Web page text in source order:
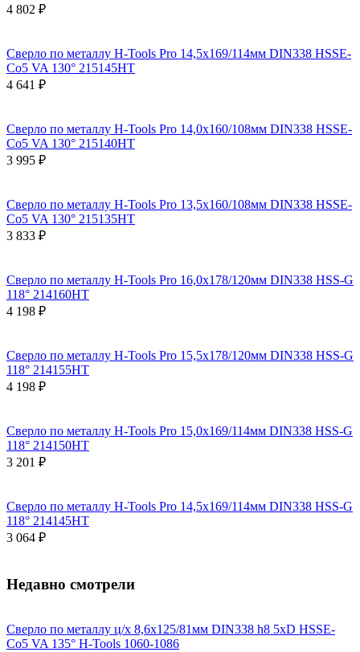
4 802 ₽
Сверло по металлу H-Tools Pro 14,5x169/114мм DIN338 HSSE-
Co5 VA 130° 215145HT
4 641 ₽
Сверло по металлу H-Tools Pro 14,0x160/108мм DIN338 HSSE-
Co5 VA 130° 215140HT
3 995 ₽
Сверло по металлу H-Tools Pro 13,5x160/108мм DIN338 HSSE-
Co5 VA 130° 215135HT
3 833 ₽
Сверло по металлу H-Tools Pro 16,0x178/120мм DIN338 HSS-G
118° 214160HT
4 198 ₽
Сверло по металлу H-Tools Pro 15,5x178/120мм DIN338 HSS-G
118° 214155HT
4 198 ₽
Сверло по металлу H-Tools Pro 15,0x169/114мм DIN338 HSS-G
118° 214150HT
3 201 ₽
Сверло по металлу H-Tools Pro 14,5x169/114мм DIN338 HSS-G
118° 214145HT
3 064 ₽
Недавно смотрели
Сверло по металлу ц/х 8,6x125/81мм DIN338 h8 5xD HSSE-
Co5 VA 135° H-Tools 1060-1086